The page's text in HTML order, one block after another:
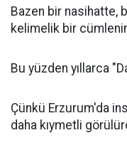
Bazen bir nasihatte,
kelimelik bir
Bu yüzden yıllarca
Çünkü Erzurum'da
daha kıymetli